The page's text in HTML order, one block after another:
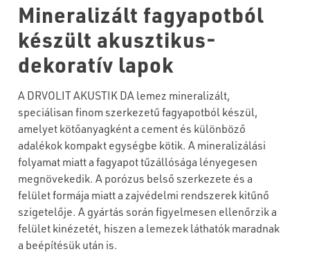
Mineralizált fagyapotból
készült akusztikus-
dekoratív lapok
A DRVOLIT AKUSTIK DA lemez mineralizált,
speciálisan finom szerkezetű fagyapotból készül,
amelyet kötőanyagként a cement és különböző
adalékok kompakt egységbe kötik. A mineralizálási
folyamat miatt a fagyapot tűzállósága lényegesen
megnövekedik. A porózus belső szerkezete és a
felület formája miatt a zajvédelmi rendszerek kitűnő
szigetelője. A gyártás során figyelmesen ellenőrzik a
felület kinézetét, hiszen a lemezek láthatók maradnak
a beépítésük után is.